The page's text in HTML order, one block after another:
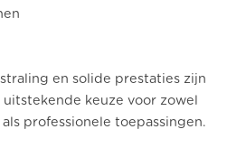
en solide prestaties zijn
keuze voor zowel
professionele toepassingen.